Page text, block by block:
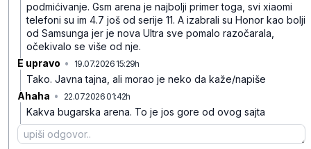
podmićivanje. Gsm arena je najbolji primer toga, svi xiaomi
telefoni su im 4.7 još od serije 11. A izabrali su Honor kao bolji
od Samsunga jer je nova Ultra sve pomalo razočarala,
očekivalo se više od nje.
E upravo • 19.07.2026 15:29h
Tako. Javna tajna, ali morao je neko da kaže/napiše
Ahaha • 22.07.2026 01:42h
Kakva bugarska arena. To je jos gore od ovog sajta